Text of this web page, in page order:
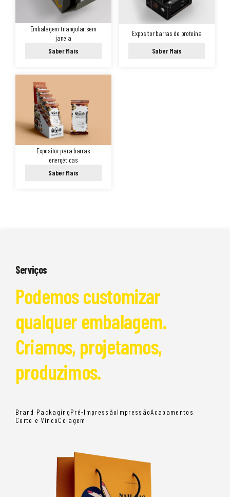
Embalagem triangular sem
janela
Saber Mais
Expositor barras de proteína
Saber Mais
Expositor para barras
energéticas
Saber Mais
Serviços
Podemos customizar
qualquer embalagem.
Criamos, projetamos,
produzimos.
Brand PackagingPré-ImpressãoImpressãoAcabamentos
Corte e VincoColagem